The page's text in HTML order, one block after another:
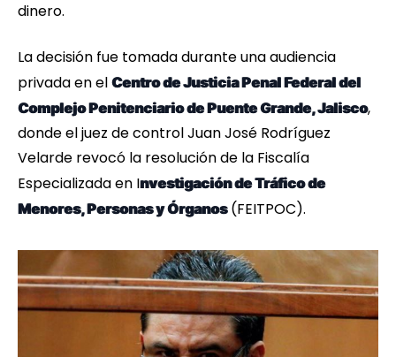
dinero.
La decisión fue tomada durante una audiencia
privada en el Centro de Justicia Penal Federal del
Complejo Penitenciario de Puente Grande, Jalisco,
donde el juez de control Juan José Rodríguez
Velarde revocó la resolución de la Fiscalía
Especializada en Investigación de Tráfico de
Menores, Personas y Órganos(FEITPOC).